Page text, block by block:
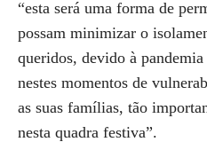
“esta será uma forma de
possam minimizar o
queridos, devido à
nestes momentos de
as suas famílias, tão
nesta quadra festiva”.